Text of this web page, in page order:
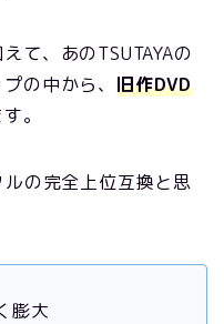
て、あのTSUTAYAの
の中から、 旧作DVD
。
の完全上位互換と思
膨大